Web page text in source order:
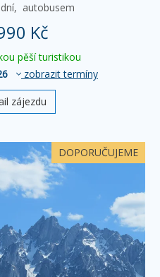
autobusem
Kč
pěší turistikou
zobrazit termíny
zájezdu
DOPORUČUJEME